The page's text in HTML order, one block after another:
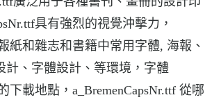
具有強烈的視覺沖擊力，
紙和雜志和書籍中常用字體, 海報、
計、字體設計、等環境，字體
下載地點，a_BremenCapsNr.ttf 從哪